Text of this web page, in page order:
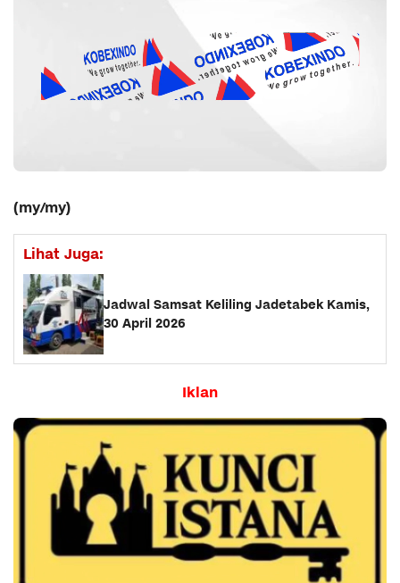
(my/my)
Lihat Juga:
Jadwal Samsat Keliling Jadetabek Kamis,
30 April 2026
Iklan